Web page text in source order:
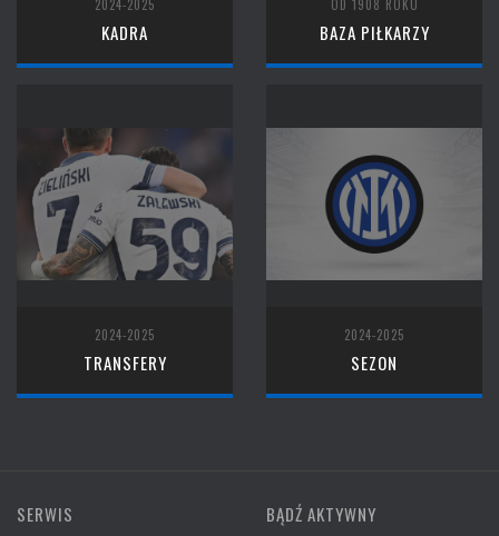
2024-2025
KADRA
OD 1908 ROKU
BAZA PIŁKARZY
2024-2025
TRANSFERY
2024-2025
SEZON
SERWIS BĄDŹ AKTYWNY